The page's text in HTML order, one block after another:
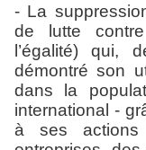
- La
de lutte
l’égalité) qui,
démontré son
dans la
international -
à ses actions